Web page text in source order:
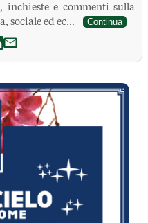
inchieste e commenti sulla
sociale ed ec...
Continua